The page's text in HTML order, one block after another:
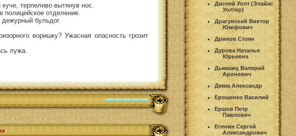
терпеливо вытянув нос.
полицейское отделение.
бульдог.
воришку? Ужасная опасность грозит
лужа.
Дисней Уолт (Элайас
Уолтер)
Драгунский Виктор
Юзефович
Дринов Стоян
Дурова Наталья
Юрьевна
Дымшиц Валерий
Аронович
Дюма Александр
Ерошенко Василий
Ершов Петр
Павлович
Есенин Сергей
Александрович